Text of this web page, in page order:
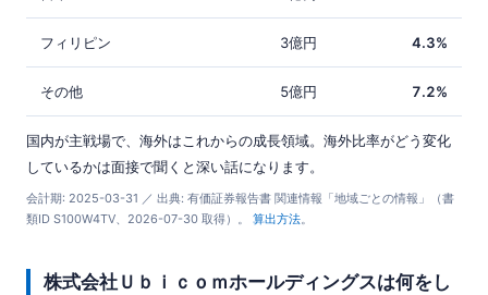
フィリピン 3億円 4.3%
その他 5億円 7.2%
国内が主戦場で、海外はこれからの成長領域。海外比率がどう変化
しているかは面接で聞くと深い話になります。
会計期: 2025-03-31 ／ 出典: 有価証券報告書 関連情報「地域ごとの情報」（書
類ID S100W4TV、2026-07-30 取得）。 算出方法
株式会社Ｕｂｉｃｏｍホールディングスは何をし